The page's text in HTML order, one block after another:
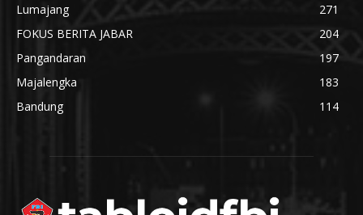
Lumajang
271
FOKUS BERITA JABAR
204
Pangandaran
197
Majalengka
183
Bandung
114